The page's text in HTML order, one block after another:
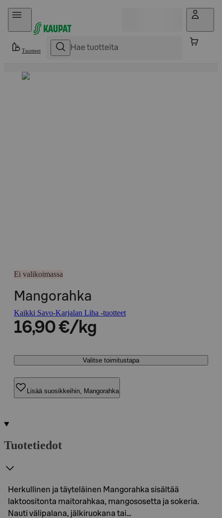
Hyppää sisältöön
Tuotteet
Ei valikoimassa
Mangorahka
Kaikki Savo-Karjalan Liha -tuotteet
16,90 €/kg
Valitse toimitustapa
Lisää suosikkeihin, Mangorahka
Tuotetiedot
Herkullinen ja täyteläinen Mangorahka sisältää
laktoositonta maitorahkaa, mangososetta ja sokeria.
Nauti välipalana, jälkiruokana tai…